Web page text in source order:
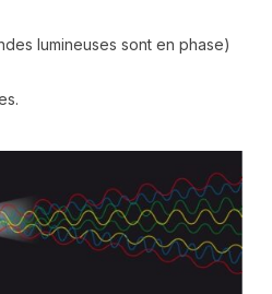
lumineuses sont en phase)